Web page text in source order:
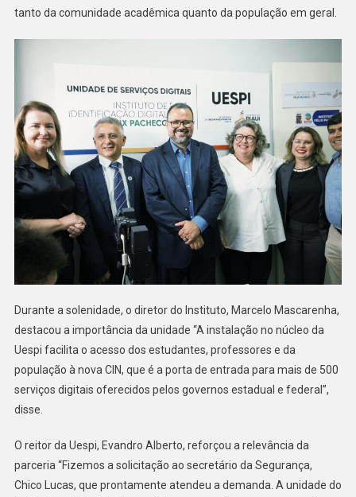
tanto da comunidade acadêmica quanto da população em geral.
Durante a solenidade, o diretor do Instituto, Marcelo Mascarenha,
destacou a importância da unidade “A instalação no núcleo da
Uespi facilita o acesso dos estudantes, professores e da
população à nova CIN, que é a porta de entrada para mais de 500
serviços digitais oferecidos pelos governos estadual e federal”,
disse.
O reitor da Uespi, Evandro Alberto, reforçou a relevância da
parceria “Fizemos a solicitação ao secretário da Segurança,
Chico Lucas, que prontamente atendeu a demanda. A unidade do